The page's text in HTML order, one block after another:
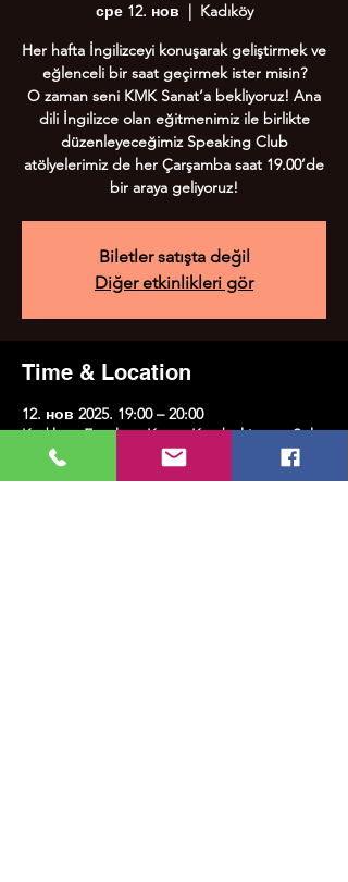
сре 12. нов
  |
Kadıköy
Her hafta İngilizceyi konuşarak geliştirmek ve
eğlenceli bir saat geçirmek ister misin?
O zaman seni KMK Sanat’a bekliyoruz! Ana
dili İngilizce olan eğitmenimiz ile birlikte
düzenleyeceğimiz Speaking Club
atölyelerimiz de her Çarşamba saat 19.00’de
bir araya geliyoruz!
Biletler satışta değil
Diğer etkinlikleri gör
Time & Location
12. нов 2025. 19:00 – 20:00
Kadıköy, Erenköy, Kazım Karabekirpaşa Sok.
No:4, 34738 Kadıköy/İstanbul, Türkiye